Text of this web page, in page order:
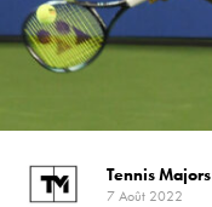
Tennis Majors
7 Août 2022